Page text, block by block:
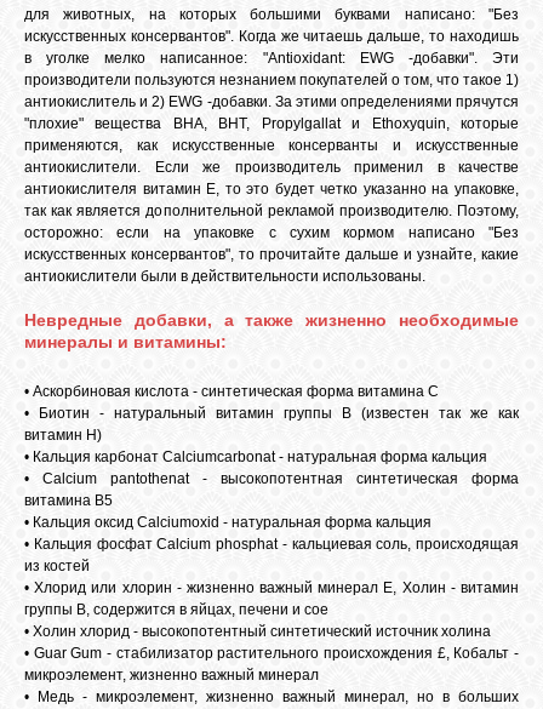
для животных, на которых большими буквами написано: "Без
искусственных консервантов". Когда же читаешь дальше, то находишь
в уголке мелко написанное: "Antioxidant: EWG -добавки". Эти
производители пользуются незнанием покупателей о том, что такое 1)
антиокислитель и 2) EWG -добавки. За этими определениями прячутся
"плохие" вещества ВНА, ВНТ, Propylgallat и Ethoxyquin, которые
применяются, как искусственные консерванты и искусственные
антиокислители. Если же производитель применил в качестве
антиокислителя витамин Е, то это будет четко указанно на упаковке,
так как является дополнительной рекламой производителю. Поэтому,
осторожно: если на упаковке с сухим кормом написано "Без
искусственных консервантов", то прочитайте дальше и узнайте, какие
антиокислители были в действительности использованы.
Невредные добавки, а также жизненно необходимые
минералы и витамины:
• Аскорбиновая кислота - синтетическая форма витамина С
• Биотин - натуральный витамин группы В (известен так же как
витамин Н)
• Кальция карбонат Calciumcarbonat - натуральная форма кальция
• Calcium pantothenat - высокопотентная синтетическая форма
витамина В5
• Кальция оксид Calciumoxid - натуральная форма кальция
• Кальция фосфат Calcium phosphat - кальциевая соль, происходящая
из костей
• Хлорид или хлорин - жизненно важный минерал Е, Холин - витамин
группы В, содержится в яйцах, печени и сое
• Холин хлорид - высокопотентный синтетический источник холина
• Guar Gum - стабилизатор растительного происхождения £, Кобальт -
микроэлемент, жизненно важный минерал
• Медь - микроэлемент, жизненно важный минерал, но в больших